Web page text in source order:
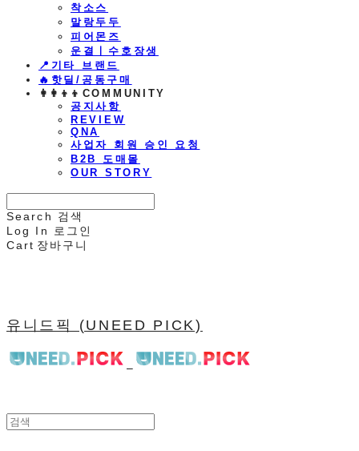
착소스
말랑두두
피어몬즈
운결ㅣ수호장생
📍기타 브랜드
🔥핫딜/공동구매
👩‍👩‍👦‍👦COMMUNITY
공지사항
REVIEW
QNA
사업자 회원 승인 요청
B2B 도매몰
OUR STORY
Search
검색
Log In
로그인
Cart 장바구니
유니드픽 (UNEED PICK)